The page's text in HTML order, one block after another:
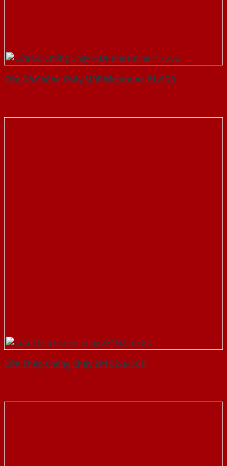
Cửa Gỗ Chống Cháy MDF Melamine P1-SGD
Cửa Thép Chống Cháy 2P1G2-a-SGD